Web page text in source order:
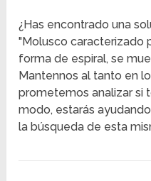
¿Has encontrado una
"Molusco caracterizado
forma de espiral, se
Mantennos al tanto en
prometemos analizar si
modo, estarás
la búsqueda de esta